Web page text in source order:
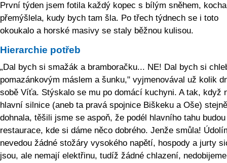
První týden jsem fotila každý kopec s bílým sněhem,
přemýšlela, kudy bych tam šla. Po třech týdnech se i toto
okoukalo a horské masivy se staly běžnou kulisou.
Hierarchie potřeb
„Dal bych si smažák a bramboračku... NE! Dal bych si
pomazánkovým máslem a šunku," vyjmenovával už kolik
sobě Víťa. Stýskalo se mu po domácí kuchyni. A tak, když
hlavní silnice (aneb ta pravá spojnice Biškeku a Oše) stejně
dohnala, těšili jsme se aspoň, že podél hlavního tahu budou
restaurace, kde si dáme něco dobrého. Jenže smůla!
nevedou žádné stožáry vysokého napětí, hospody a jurty
jsou, ale nemají elektřinu, tudíž žádné chlazení,